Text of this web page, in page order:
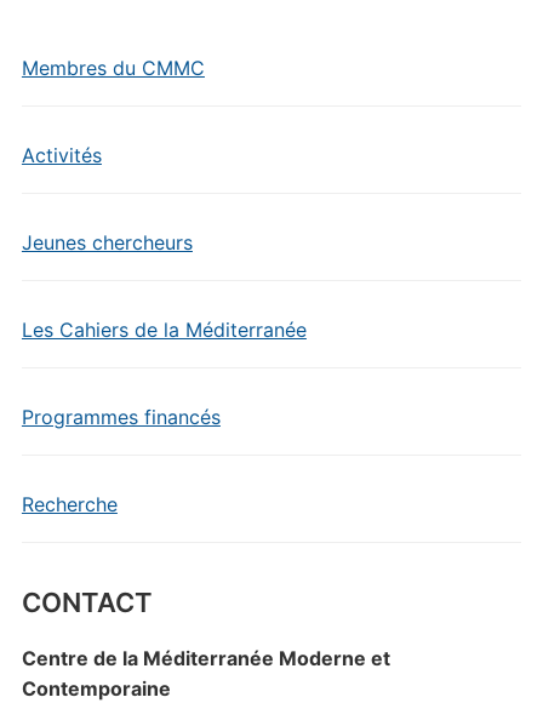
Membres du CMMC
Activités
Jeunes chercheurs
Les Cahiers de la Méditerranée
Programmes financés
Recherche
CONTACT
Centre de la Méditerranée Moderne et
Contemporaine